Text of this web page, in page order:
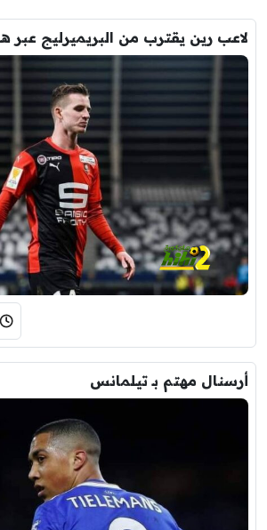
لاعب رين يقترب من البريميرليج عبر
أرسنال مهتم بـ تيلمانس